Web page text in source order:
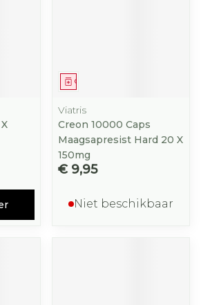
Geneesmiddel
Viatris
Creon 10000 Caps
Maagsapresist Hard 20 X
150mg
€ 9,95
Niet beschikbaar